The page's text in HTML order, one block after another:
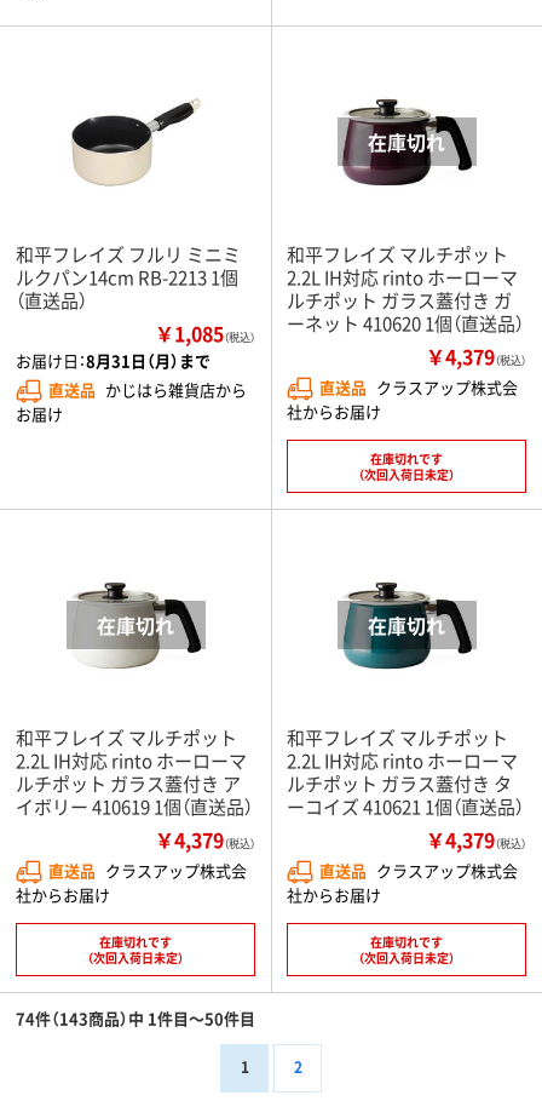
和平フレイズ フルリ ミニミ
ルクパン14cm RB-2213 1個
（直送品）
￥1,085（税込）
お届け日：8月31日（月）まで
直送品 かじはら雑貨店から
お届け
和平フレイズ マルチポット
2.2L IH対応 rinto ホーローマ
ルチポット ガラス蓋付き ガ
ーネット 410620 1個（直送品）
￥4,379（税込）
直送品 クラスアップ株式会
社からお届け
在庫切れです
（次回入荷日未定）
和平フレイズ マルチポット
2.2L IH対応 rinto ホーローマ
ルチポット ガラス蓋付き ア
イボリー 410619 1個（直送品）
￥4,379（税込）
直送品 クラスアップ株式会
社からお届け
在庫切れです
（次回入荷日未定）
和平フレイズ マルチポット
2.2L IH対応 rinto ホーローマ
ルチポット ガラス蓋付き タ
ーコイズ 410621 1個（直送品）
￥4,379（税込）
直送品 クラスアップ株式会
社からお届け
在庫切れです
（次回入荷日未定）
74件（143商品）中 1件目～50件目
1 2